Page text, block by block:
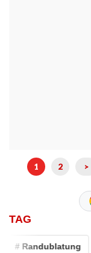
1 2 >
TAG
# Randublatung